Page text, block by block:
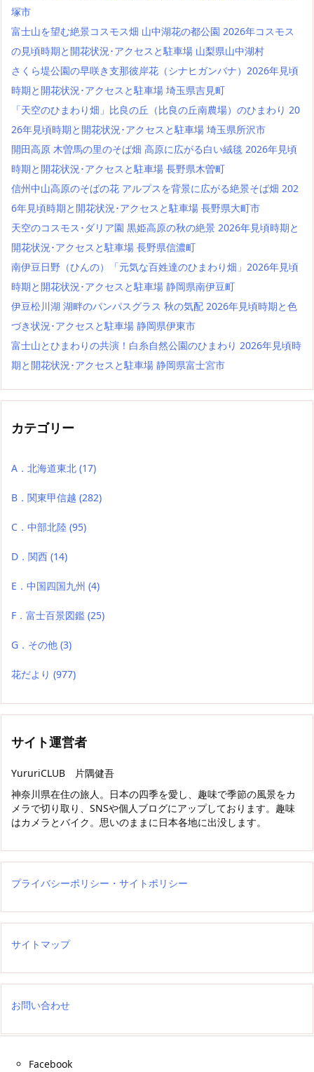
塚市
富士山を望む絶景コスモス畑 山中湖花の都公園 2026年コスモス
の見頃時期と開花状況･アクセスと駐車場 山梨県山中湖村
さくら堤公園の早咲き支那彼岸花（シナヒガンバナ）2026年見頃
時期と開花状況･アクセスと駐車場 埼玉県吉見町
「天空のひまわり畑」比良の丘（比良の丘南農場）のひまわり 20
26年見頃時期と開花状況･アクセスと駐車場 埼玉県所沢市
開田高原 木曽馬の里のそば畑 高原に広がる白い絨毯 2026年見頃
時期と開花状況･アクセスと駐車場 長野県木曽町
信州中山高原のそばの花 アルプスを背景に広がる絶景そば畑 202
6年見頃時期と開花状況･アクセスと駐車場 長野県大町市
天空のコスモス･ダリア園 黒姫高原の秋の絶景 2026年見頃時期と
開花状況･アクセスと駐車場 長野県信濃町
南伊豆日野（ひんの）「元気な百姓達のひまわり畑」2026年見頃
時期と開花状況･アクセスと駐車場 静岡県南伊豆町
伊豆松川湖 湖畔のパンパスグラス 秋の気配 2026年見頃時期と色
づき状況･アクセスと駐車場 静岡県伊東市
富士山とひまわりの共演！白糸自然公園のひまわり 2026年見頃時
期と開花状況･アクセスと駐車場 静岡県富士宮市
カテゴリー
A．北海道東北 (17)
B．関東甲信越 (282)
C．中部北陸 (95)
D．関西 (14)
E．中国四国九州 (4)
F．富士百景図鑑 (25)
G．その他 (3)
花だより (977)
サイト運営者
YururiCLUB 片隅健吾
神奈川県在住の旅人。日本の四季を愛し、趣味で季節の風景をカ
メラで切り取り、SNSや個人ブログにアップしております。趣味
はカメラとバイク。思いのままに日本各地に出没します。
プライバシーポリシー・サイトポリシー
サイトマップ
お問い合わせ
Facebook